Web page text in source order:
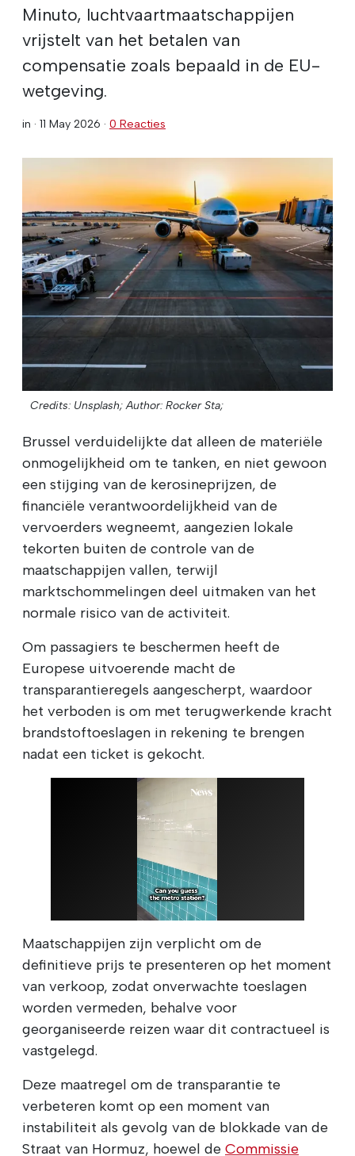
Minuto, luchtvaartmaatschappijen
vrijstelt van het betalen van
compensatie zoals bepaald in de EU-
wetgeving.
in · 11 May 2026 · 0 Reacties
Credits: Unsplash; Author: Rocker Sta;
Brussel verduidelijkte dat alleen de materiële
onmogelijkheid om te tanken, en niet gewoon
een stijging van de kerosineprijzen, de
financiële verantwoordelijkheid van de
vervoerders wegneemt, aangezien lokale
tekorten buiten de controle van de
maatschappijen vallen, terwijl
marktschommelingen deel uitmaken van het
normale risico van de activiteit.
Om passagiers te beschermen heeft de
Europese uitvoerende macht de
transparantieregels aangescherpt, waardoor
het verboden is om met terugwerkende kracht
brandstoftoeslagen in rekening te brengen
nadat een ticket is gekocht.
Maatschappijen zijn verplicht om de
definitieve prijs te presenteren op het moment
van verkoop, zodat onverwachte toeslagen
worden vermeden, behalve voor
georganiseerde reizen waar dit contractueel is
vastgelegd.
Deze maatregel om de transparantie te
verbeteren komt op een moment van
instabiliteit als gevolg van de blokkade van de
Straat van Hormuz, hoewel de Commissie